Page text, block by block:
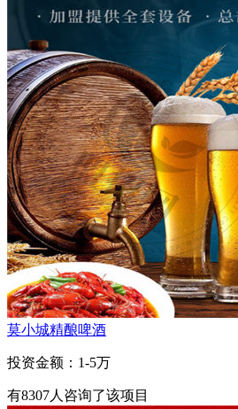
莫小城精酿啤酒
投资金额： 1-5万
有8307人咨询了该项目